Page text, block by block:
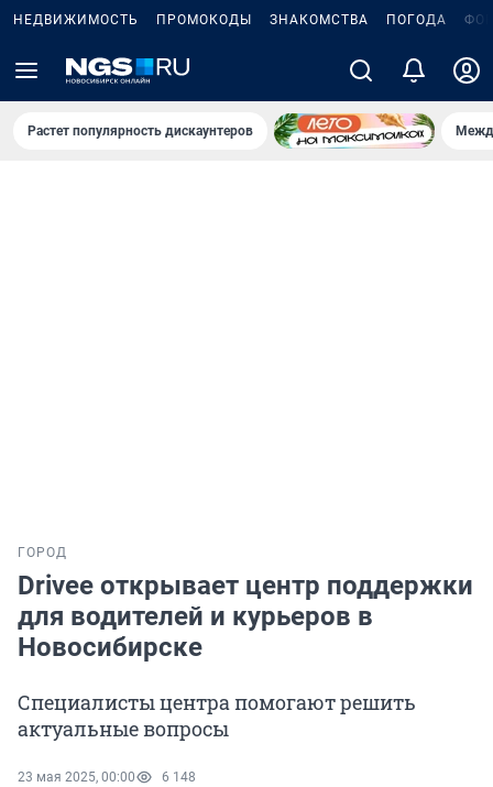
НЕДВИЖИМОСТЬ ПРОМОКОДЫ ЗНАКОМСТВА ПОГОДА
Растет популярность дискаунтеров
ГОРОД
Drivee открывает центр поддержки
для водителей и курьеров в
Новосибирске
Специалисты центра помогают решить
актуальные вопросы
23 мая 2025, 00:00 6 148